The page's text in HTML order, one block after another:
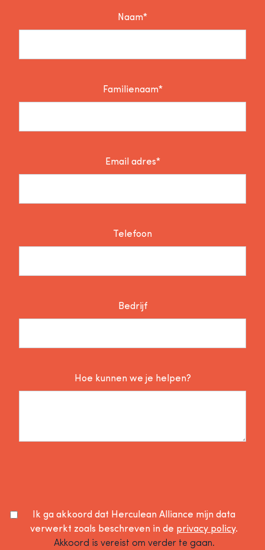
Naam*
Familienaam*
Email adres*
Telefoon
Bedrijf
Hoe kunnen we je helpen?
Ik ga akkoord dat Herculean Alliance mijn data
verwerkt zoals beschreven in de privacy policy.
Akkoord is vereist om verder te gaan.